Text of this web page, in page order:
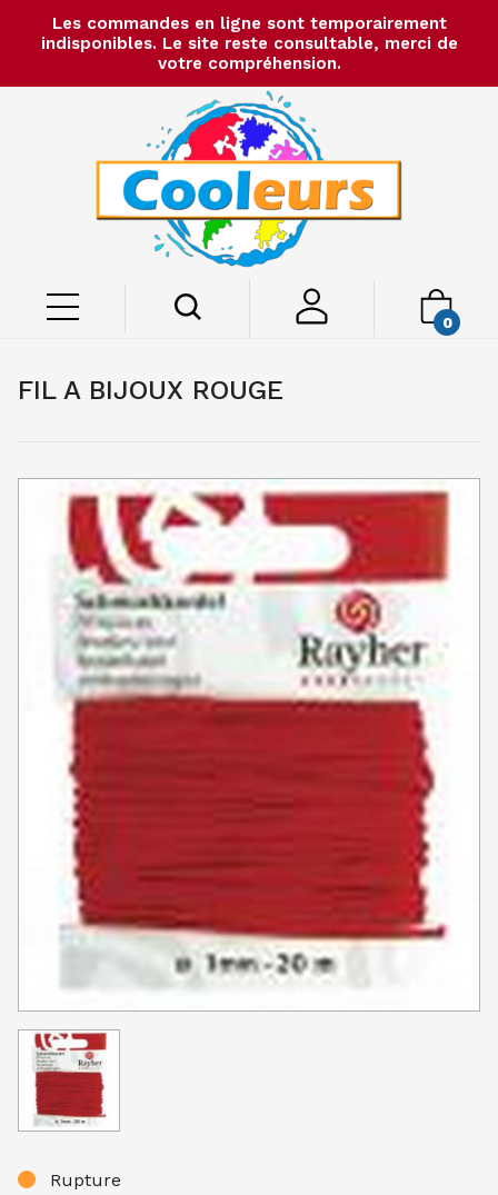
Les commandes en ligne sont temporairement
indisponibles. Le site reste consultable, merci de
votre compréhension.
0
FIL A BIJOUX ROUGE
Rupture